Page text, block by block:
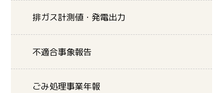
排ガス計測値・発電出力
不適合事象報告
ごみ処理事業年報